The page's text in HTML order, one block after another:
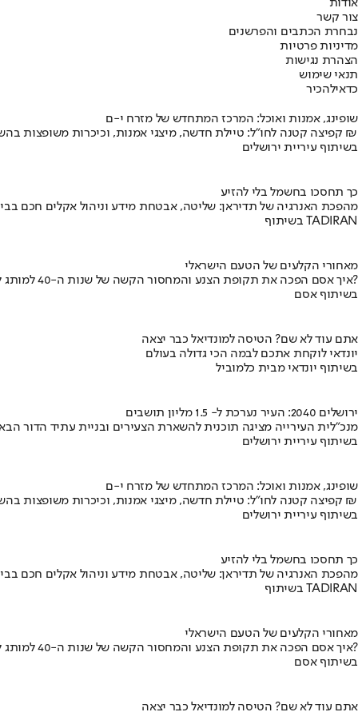
אודות
צור קשר
נבחרת הכתבים והפרשנים
מדיניות פרטיות
הצהרת נגישות
תנאי שימוש
כדאילהכיר
שופינג, אמנות ואוכל: המרכז המתחדש של מזרח י-ם
קפיצה קטנה לחו"ל: טיילת חדשה, מיצגי אמנות, וכיכרות משופצות בהשקעה של 100 מיליון ₪
בשיתוף עיריית ירושלים
כך תחסכו בחשמל בלי להזיע
מהפכת האנרגיה של תדיראן: שליטה, אבטחת מידע וניהול אקלים חכם
בשיתוף TADIRAN
מאחורי הקלעים של הטעם הישראלי
איך אסם הפכה את תקופת הצנע והמחסור הקשה של שנות ה-40 למותג לאומי?
בשיתוף אסם
אתם עוד לא שם? הטיסה למונדיאל כבר יצאה
יונדאי לוקחת אתכם לבמה הכי גדולה בעולם
בשיתוף יונדאי מבית כלמוביל
ירושלים 2040: העיר נערכת ל- 1.5 מליון תושבים
מנכ"לית העירייה מציגה תוכנית להשארת הצעירים ובניית עתיד הדור
בשיתוף עיריית ירושלים
שופינג, אמנות ואוכל: המרכז המתחדש של מזרח י-ם
קפיצה קטנה לחו"ל: טיילת חדשה, מיצגי אמנות, וכיכרות משופצות בהשקעה של 100 מיליון ₪
בשיתוף עיריית ירושלים
כך תחסכו בחשמל בלי להזיע
מהפכת האנרגיה של תדיראן: שליטה, אבטחת מידע וניהול אקלים חכם
בשיתוף TADIRAN
מאחורי הקלעים של הטעם הישראלי
איך אסם הפכה את תקופת הצנע והמחסור הקשה של שנות ה-40 למותג לאומי?
בשיתוף אסם
אתם עוד לא שם? הטיסה למונדיאל כבר יצאה